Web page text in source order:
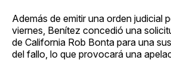
Además de emitir una orden judicial
viernes, Benítez concedió una
de California Rob Bonta para una
del fallo, lo que provocará una